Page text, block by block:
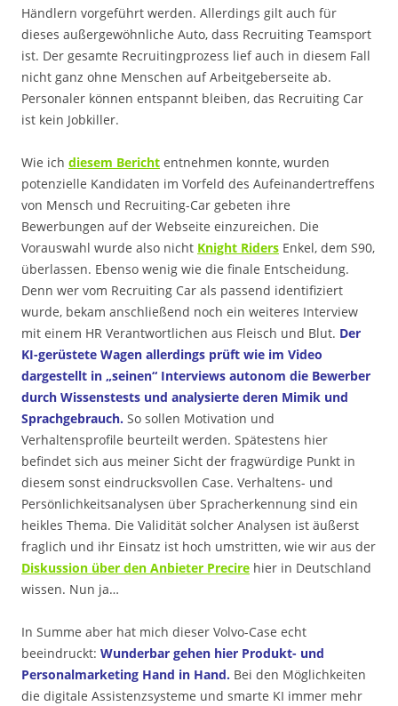
Händlern vorgeführt werden. Allerdings gilt auch für
dieses außergewöhnliche Auto, dass Recruiting Teamsport
ist. Der gesamte Recruitingprozess lief auch in diesem Fall
nicht ganz ohne Menschen auf Arbeitgeberseite ab.
Personaler können entspannt bleiben, das Recruiting Car
ist kein Jobkiller.
Wie ich diesem Bericht entnehmen konnte, wurden
potenzielle Kandidaten im Vorfeld des Aufeinandertreffens
von Mensch und Recruiting-Car gebeten ihre
Bewerbungen auf der Webseite einzureichen. Die
Vorauswahl wurde also nicht Knight Riders Enkel, dem S90,
überlassen. Ebenso wenig wie die finale Entscheidung.
Denn wer vom Recruiting Car als passend identifiziert
wurde, bekam anschließend noch ein weiteres Interview
mit einem HR Verantwortlichen aus Fleisch und Blut. Der
KI-gerüstete Wagen allerdings prüft wie im Video
dargestellt in „seinen“ Interviews autonom die Bewerber
durch Wissenstests und analysierte deren Mimik und
Sprachgebrauch. So sollen Motivation und
Verhaltensprofile beurteilt werden. Spätestens hier
befindet sich aus meiner Sicht der fragwürdige Punkt in
diesem sonst eindrucksvollen Case. Verhaltens- und
Persönlichkeitsanalysen über Spracherkennung sind ein
heikles Thema. Die Validität solcher Analysen ist äußerst
fraglich und ihr Einsatz ist hoch umstritten, wie wir aus der
Diskussion über den Anbieter Precire hier in Deutschland
wissen. Nun ja…
In Summe aber hat mich dieser Volvo-Case echt
beeindruckt: Wunderbar gehen hier Produkt- und
Personalmarketing Hand in Hand. Bei den Möglichkeiten
die digitale Assistenzsysteme und smarte KI immer mehr